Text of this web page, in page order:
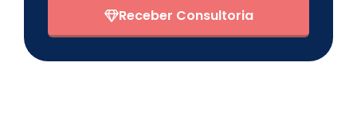
Receber Consultoria